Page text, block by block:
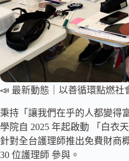
📣 最新動態｜以善循環點燃社
秉持「讓我們在乎的人都變得
學院自 2025 年起啟動 「白衣
針對全台護理師推出免費財商
30 位護理師 參與。